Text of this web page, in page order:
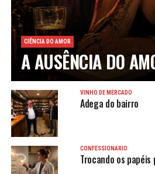
CIÊNCIA DO AMOR
A AUSÊNCIA DO
VINHO DE MERCADO
Adega do bairro
CONFESSIONÁRIO
Trocando os